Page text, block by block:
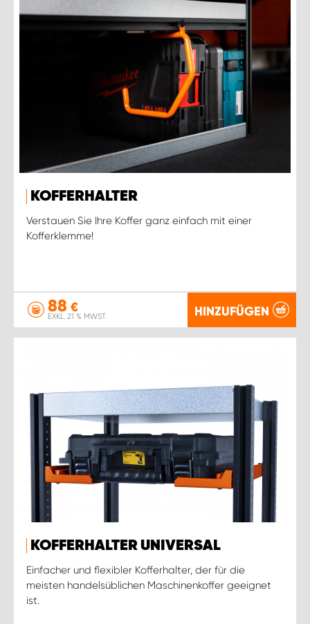
KOFFERHALTER
Verstauen Sie Ihre Koffer ganz einfach mit einer
Kofferklemme!
88 €
EXKL. 21 % MWST. HINZUFÜGEN
KOFFERHALTER UNIVERSAL
Einfacher und flexibler Kofferhalter, der für die
meisten handelsüblichen Maschinenkoffer geeignet
ist.